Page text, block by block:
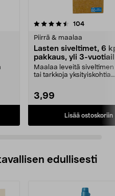
104arvostelut
Piirrä & maalaa
Lasten siveltimet, 6
pakkaus, yli 3-
Maalaa leveitä
tai tarkkoja yksityiskohtia
3,99
Lisää ostoskoriin
4.5 viidestä
edullisesti